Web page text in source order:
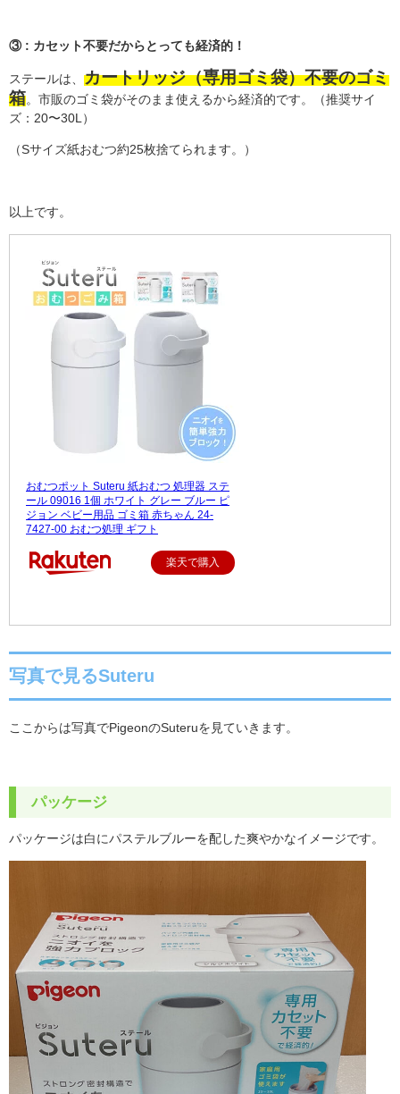
③ : カセット不要だからとっても経済的！
ステールは、 カートリッジ（専用ゴミ袋）不要のゴミ
箱。市販のゴミ袋がそのまま使えるから経済的です。（推奨サイ
ズ： 20〜30L ）
（Sサイズ紙おむつ約25枚捨てられます。）
以上です。
おむつポット Suteru 紙おむつ 処理器 ステ
ール 09016 1個 ホワイト グレー ブルー ピ
ジョン ベビー用品 ゴミ箱 赤ちゃん 24-
7427-00 おむつ処理 ギフト
楽天で購入
写真で見るSuteru
ここからは写真でPigeonのSuteruを見ていきます。
パッケージ
パッケージは白にパステルブルーを配した爽やかなイメージです。